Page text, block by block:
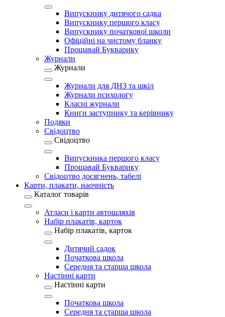
Випускнику дитячого садка
Випускнику першого класу
Випускнику початкової школи
Офіційні на чистому бланку
Прощавай Букварику
Журнали
Журнали
Журнали для ДНЗ та шкіл
Журнали психологу
Класні журнали
Книги заступнику та керівнику
Подяки
Свідоцтво
Свідоцтво
Випускника першого класу
Прощавай Букварику
Свідоцтво досягнень, табелі
Карти, плакати, наочність
Каталог товарів
Атласи і карти автошляхів
Набір плакатів, карток
Набір плакатів, карток
Дитячий садок
Початкова школа
Середня та старша школа
Настінні карти
Настінні карти
Початкова школа
Середня та старша школа